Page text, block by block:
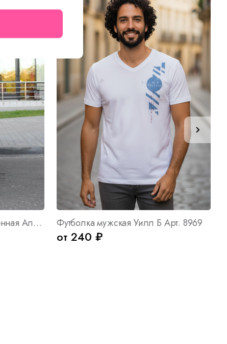
Толстовка женская укороченная Алина С Арт. 10210 Футболка мужская Уилл Б Арт. 8969
от 240 ₽